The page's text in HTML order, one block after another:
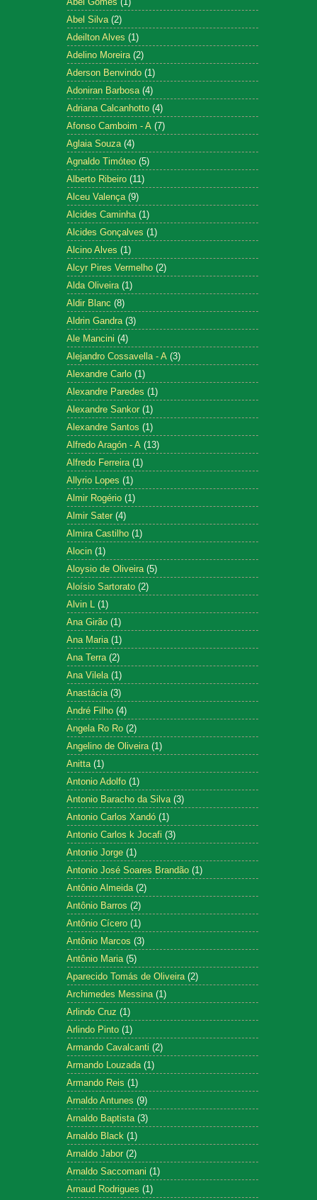
Abel Silva (2)
Adeilton Alves (1)
Adelino Moreira (2)
Aderson Benvindo (1)
Adoniran Barbosa (4)
Adriana Calcanhotto (4)
Afonso Camboim - A (7)
Aglaia Souza (4)
Agnaldo Timóteo (5)
Alberto Ribeiro (11)
Alceu Valença (9)
Alcides Caminha (1)
Alcides Gonçalves (1)
Alcino Alves (1)
Alcyr Pires Vermelho (2)
Alda Oliveira (1)
Aldir Blanc (8)
Aldrin Gandra (3)
Ale Mancini (4)
Alejandro Cossavella - A (3)
Alexandre Carlo (1)
Alexandre Paredes (1)
Alexandre Sankor (1)
Alexandre Santos (1)
Alfredo Aragón - A (13)
Alfredo Ferreira (1)
Allyrio Lopes (1)
Almir Rogério (1)
Almir Sater (4)
Almira Castilho (1)
Alocin (1)
Aloysio de Oliveira (5)
Aloísio Sartorato (2)
Alvin L (1)
Ana Girão (1)
Ana Maria (1)
Ana Terra (2)
Ana Vilela (1)
Anastácia (3)
André Filho (4)
Angela Ro Ro (2)
Angelino de Oliveira (1)
Anitta (1)
Antonio Adolfo (1)
Antonio Baracho da Silva (3)
Antonio Carlos Xandó (1)
Antonio Carlos k Jocafi (3)
Antonio Jorge (1)
Antonio José Soares Brandão (1)
Antônio Almeida (2)
Antônio Barros (2)
Antônio Cícero (1)
Antônio Marcos (3)
Antônio Maria (5)
Aparecido Tomás de Oliveira (2)
Archimedes Messina (1)
Arlindo Cruz (1)
Arlindo Pinto (1)
Armando Cavalcanti (2)
Armando Louzada (1)
Armando Reis (1)
Arnaldo Antunes (9)
Arnaldo Baptista (3)
Arnaldo Black (1)
Arnaldo Jabor (2)
Arnaldo Saccomani (1)
Arnaud Rodrigues (1)